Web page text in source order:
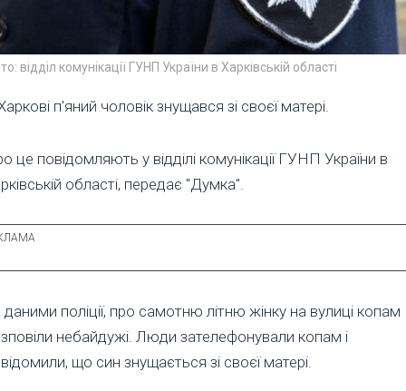
відділ комунікації ГУНП України в Харківській області
п'яний чоловік знущався зі своєї матері.
це повідомляють у відділі комунікації ГУНП України в
області, передає "Думка".
поліції, про самотню літню жінку на вулиці копам
небайдужі. Люди зателефонували копам і
що син знущається зі своєї матері.